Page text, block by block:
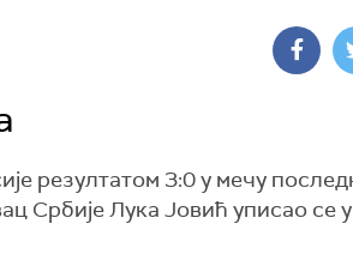
резултатом 3:0 у мечу
Србије Лука Јовић уписао се